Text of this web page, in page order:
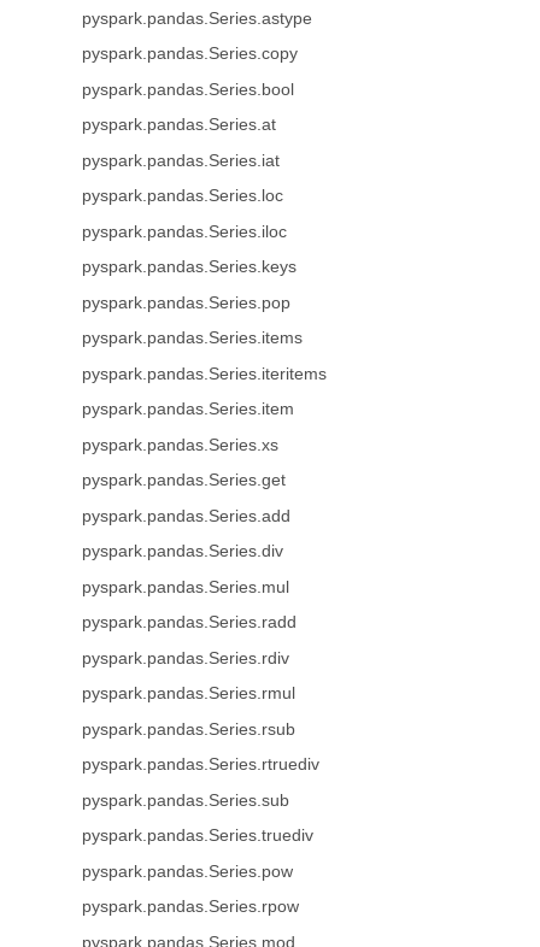
pyspark.pandas.Series.astype
pyspark.pandas.Series.copy
pyspark.pandas.Series.bool
pyspark.pandas.Series.at
pyspark.pandas.Series.iat
pyspark.pandas.Series.loc
pyspark.pandas.Series.iloc
pyspark.pandas.Series.keys
pyspark.pandas.Series.pop
pyspark.pandas.Series.items
pyspark.pandas.Series.iteritems
pyspark.pandas.Series.item
pyspark.pandas.Series.xs
pyspark.pandas.Series.get
pyspark.pandas.Series.add
pyspark.pandas.Series.div
pyspark.pandas.Series.mul
pyspark.pandas.Series.radd
pyspark.pandas.Series.rdiv
pyspark.pandas.Series.rmul
pyspark.pandas.Series.rsub
pyspark.pandas.Series.rtruediv
pyspark.pandas.Series.sub
pyspark.pandas.Series.truediv
pyspark.pandas.Series.pow
pyspark.pandas.Series.rpow
pyspark.pandas.Series.mod